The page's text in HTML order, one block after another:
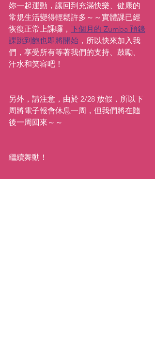
妳一起運動，讓回到充滿快樂、健康的
常規生活變得輕鬆許多～～實體課已經
恢復正常上課囉， 下個月的 Zumba 預錄
課跳到飽也即將開始 ，所以快來加入我
們，享受所有等著我們的支持、鼓勵、
汗水和笑容吧！
另外，請注意，由於 2/28 放假，所以下
周將電子報會休息一周，但我們將在隨
後一周回來～～
繼續舞動！
xx,